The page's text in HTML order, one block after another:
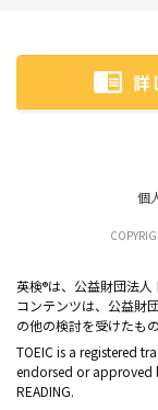
詳
個
英検®は、公益財団法人
コンテンツは、公益財
の他の検討を受けたも
TOEIC is a registered
endorsed or approved
READING.